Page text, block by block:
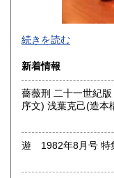
店頭にて現物をご
願い致します。
email.
沿線名：山手線、埼
半蔵門線、副都心線
営業時間：(2F)月〜
定休日：無休
書籍の買取について
続きを読む
新着情報
薔薇刑 二十一世紀版 （細江英公(写真) 三島由紀夫(被写体・
序文) 浅葉克己(造本
遊 1982年8月号 特